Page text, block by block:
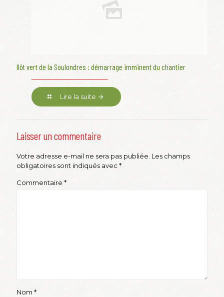
Ilôt vert de la Soulondres : démarrage imminent du chantier
Lire la suite →
Laisser un commentaire
Votre adresse e-mail ne sera pas publiée. Les champs
obligatoires sont indiqués avec *
Commentaire *
Nom *